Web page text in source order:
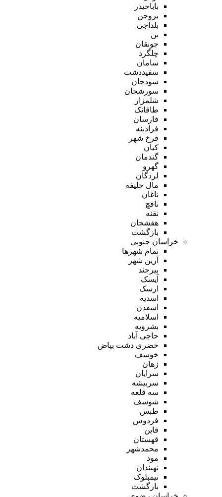
باباحیدر
بروجن
بلداجی
بن
جونقان
چلگرد
سامان
سفیددشت
سودجان
سورشجان
شلمزار
طاقانک
فارسان
فرادبنه
فرخ شهر
کیان
گندمان
گهرو
لردگان
مال خلیفه
ناغان
نافچ
نقنه
هفشجان
بازگشت
خراسان جنوبی
تمام شهر‌ها
آرین شهر
بیرجند
آیسک
ارسک
اسدیه
اسفدن
اسلامیه
بشرویه
حاجی آباد
خضری دشت بیاض
خوسف
زهان
سرایان
سربیشه
سه قلعه
شوسف
طبس
فردوس
قاین
قهستان
محمدشهر
مود
نهبندان
نیمبلوک
بازگشت